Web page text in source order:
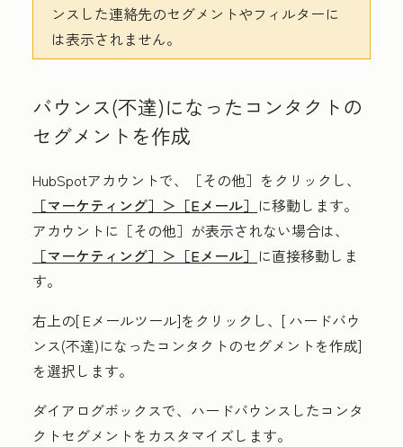
ンスした連絡先のセグメントやフィルターに
は表示されません。
バウンス(不達)になったコンタクトの
セグメントを作成
HubSpotアカウントで、
［その他］をクリックし、
［マーケティング］＞ ［Eメール］ に移動します。
アカウントに ［その他］が表示されない場合は、
［マーケティング］＞ ［Eメール］ に直接移動しま
す。
右上の[ Eメールツール]をクリックし、[ ハードバウ
ンス(不達)になったコンタクトのセグメントを作成]
を選択します。
ダイアログボックスで、ハードバウンスしたコンタ
クトセグメントをカスタマイズします。